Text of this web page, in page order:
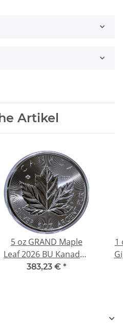
Artikel
5 oz GRAND Maple
Leaf 2026 BU Kanada -
Weltneuheit/Worlds
383,23 € *
1